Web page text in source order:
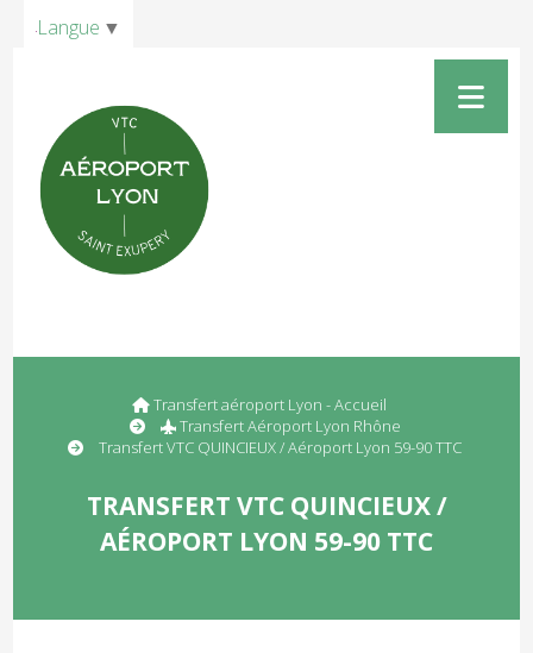
Transfert aéroport Lyon - Accueil
Transfert Aéroport Lyon Rhône
Transfert VTC QUINCIEUX / Aéroport Lyon 59-90 TTC
TRANSFERT VTC QUINCIEUX /
AÉROPORT LYON 59-90 TTC
Langue ▼